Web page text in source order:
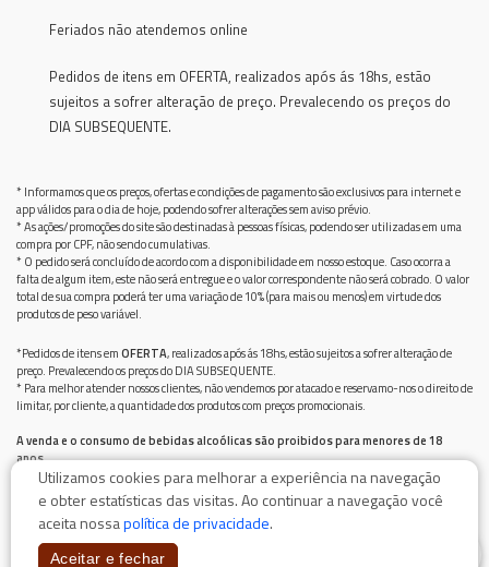
Feriados não atendemos online
Pedidos de itens em OFERTA, realizados após ás 18hs, estão
sujeitos a sofrer alteração de preço. Prevalecendo os preços do
DIA SUBSEQUENTE.
* Informamos que os preços, ofertas e condições de pagamento são exclusivos para internet e
app válidos para o dia de hoje, podendo sofrer alterações sem aviso prévio.
* As ações/promoções do site são destinadas à pessoas físicas, podendo ser utilizadas em uma
compra por CPF, não sendo cumulativas.
* O pedido será concluído de acordo com a disponibilidade em nosso estoque. Caso ocorra a
falta de algum item, este não será entregue e o valor correspondente não será cobrado. O valor
total de sua compra poderá ter uma variação de 10% (para mais ou menos) em virtude dos
produtos de peso variável.
*Pedidos de itens emOFERTA, realizados após ás 18hs, estão sujeitos a sofrer alteração de
preço. Prevalecendo os preços do DIA SUBSEQUENTE.
* Para melhor atender nossos clientes, não vendemos por atacado e reservamo-nos o direito de
limitar, por cliente, a quantidade dos produtos com preços promocionais.
A venda e o consumo de bebidas alcoólicas são proibidos para menores de 18
anos.
Bebida alcoólica pode causar dependência química e, em excesso, provoca graves males à saúde.
Beba com moderação
Utilizamos cookies para melhorar a experiência na navegação
e obter estatísticas das visitas. Ao continuar a navegação você
aceita nossapolítica de privacidade.
Aceitar e fechar